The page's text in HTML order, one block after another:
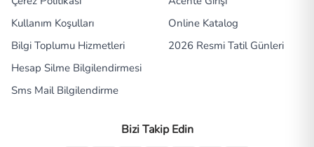
Kullanım Koşulları
Bilgi Toplumu Hizmetleri
Hesap Silme Bilgilendirmesi
Sms Mail Bilgilendirme
Online Katalog
2026 Resmi Tatil Günleri
Bizi Takip Edin